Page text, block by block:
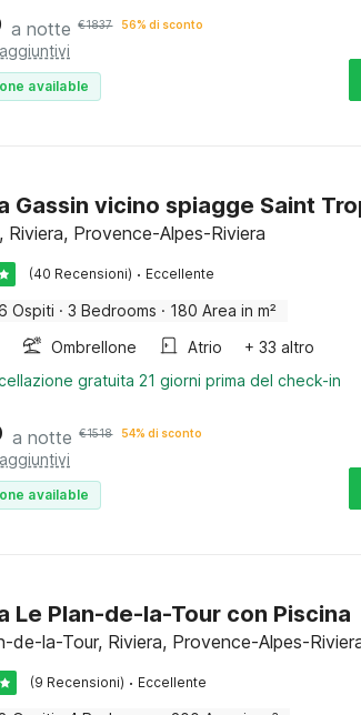
a notte €1837 56% di sconto
available
Gassin vicino spiagge Saint
Riviera, Provence-Alpes-Riviera
(40 Recensioni) · Eccellente
Ospiti · 3 Bedrooms · 180 Area in m²
Ombrellone Atrio
+ 33 altro
gratuita 21 giorni prima del check-in
a notte €1518 54% di sconto
available
Le Plan-de-la-Tour con Piscina
de-la-Tour, Riviera, Provence-Alpes-
(9 Recensioni) · Eccellente